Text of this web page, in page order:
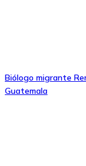
Biólogo migrante
Guatemala